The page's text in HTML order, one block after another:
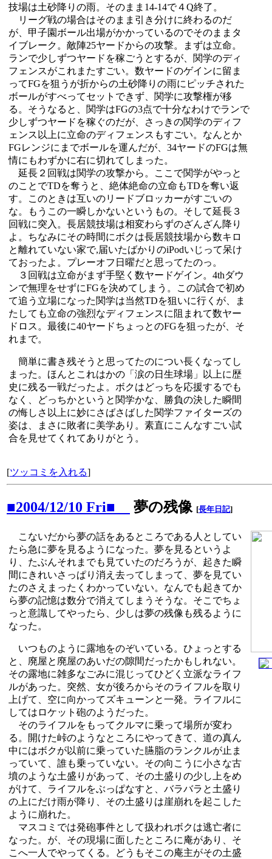
技場は土砂降りの雨。そのまま14-14で４Q終了。
リーグ戦の場合はそのまま引き分けに終わるのだ
が、甲子園ボール出場がかかっているのでそのままタ
イブレーク。敵陣25ヤードからの攻撃。まずは立命。
ランで少しずつヤードを稼ごうとするが、関学のディ
フェンスがこれまたすごい。数ヤードのゲインに留ま
ってFGを狙うが折からの土砂降りの雨にピッチされた
ボールがすべってセットできず、関学に攻撃権が移
る。そうなると、関学はFGの3点で十分なわけでランで
少しずつヤードを稼ぐのだが、さっきの関学のディフ
ェンス以上に立命のディフェンスもすごい。なんとか
FGレンジにまでボールを運んだが、34ヤードのFGは無
情にもわずかに右に切れてしまった。
延長２回戦は関学の攻撃から。ここで関学がやっと
のことでTDを奪うと、絶体絶命の立命もTDを奪い返
す。このときは互いのリードブロッカーがすごいの
な。もうこの一瞬しかないというもの。そして延長３
回戦に突入。長居競技場は相変わらずのざんざん降り
よ。ちなみにその時間にボクは長居競技場から数キロ
と離れていない家で,届いたばかりのiPodいじって呆け
ておったよ。プレーオフ日曜だと思ってたのっ。
３回戦は立命がまず手堅く数ヤードゲイン。4thダウ
ンで無理をせずにFGを決めてしまう。この試合で初め
て追う立場になった関学は当然TDを狙いに行くが、ま
たしても立命の強烈なディフェンスに阻まれて数ヤー
ドロス。最後に40ヤードちょっとのFGを狙ったが、そ
れまで。
簡単に書き残そうと思ってたのについ長くなってし
まった。ほんとこれはかの「涙の日生球場」以上に歴
史に残る一戦だったよ。ボクはどっちを応援するでも
なく、どっちかというと関学かな、勝負の決した瞬間
の悔しさ以上に妙にさばさばした関学ファイターズの
姿は、まさに敗者に美学あり。素直にこんなすごい試
合を見せてくれてありがとう。
[ツッコミを入れる]
■2004/12/10 Fri■ 夢の残像 [長年日記]
こないだから夢の話をあるところである人としてい
たら急に夢を見るようになった。夢を見るというよ
り、たぶんそれまでも見ていたのだろうが、起きた瞬
間にきれいさっぱり消え去ってしまって、夢を見てい
たのさえまったくわかっていない。なんでも起きてか
ら夢の記憶は数分で消えてしまうそうな。そこでちょ
っと意識してやったら、少しは夢の残像も残るように
なった。
いつものように露地をのぞいている。ひょっとする
と、廃屋と廃屋のあいだの隙間だったかもしれない。
その露地に雑多なごみに混じってひどく立派なライフ
ルがあった。突然、女が後ろからそのライフルを取り
上げて、空に向かってズキューンと一発。ライフルに
してはロケット砲のようだった。
そのライフルをもってクルマに乗って場所が変わ
る。開けた峠のようなところにやってきて、道の真ん
中にはボクが以前に乗っていた臙脂のランクルが止ま
っていて、誰も乗っていない。その向こうに小さな古
墳のような土盛りがあって、その土盛りの少し上をめ
がけて、ライフルをぶっぱなすと、バラバラと土盛り
の上にだけ雨が降り、その土盛りは崖崩れを起こした
ように崩れた。
マスコミでは発砲事件として扱われボクは逃亡者に
なった。が、その現場に面したところに庵があり、そ
こへ一人でやってくる。どうもそこの庵主がその土盛